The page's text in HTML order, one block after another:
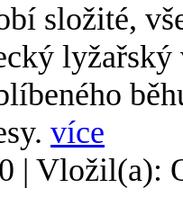
složité,
více
| Vložil(a):